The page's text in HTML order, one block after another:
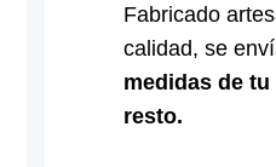
Fabricado
calidad, se
medidas de
resto.